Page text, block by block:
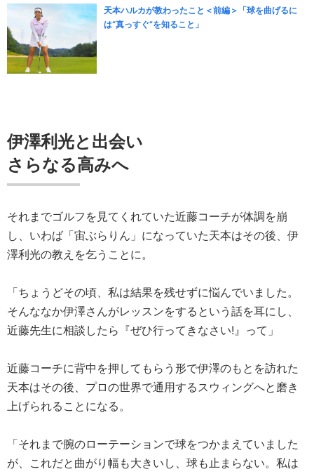
天本ハルカが教わったこと＜前編＞「球を曲げるに
は“真っすぐ”を知ること」
伊澤利光と出会い
さらなる高みへ
それまでゴルフを見てくれていた近藤コーチが体調を崩
し、いわば「宙ぶらりん」になっていた天本はその後、伊
澤利光の教えを乞うことに。
「ちょうどその頃、私は結果を残せずに悩んでいました。
そんななか伊澤さんがレッスンをするという話を耳にし、
近藤先生に相談したら『ぜひ行ってきなさい!』って」
近藤コーチに背中を押してもらう形で伊澤のもとを訪れた
天本はその後、プロの世界で通用するスウィングへと磨き
上げられることになる。
「それまで腕のローテーションで球をつかまえていました
が、これだと曲がり幅も大きいし、球も止まらない。私は